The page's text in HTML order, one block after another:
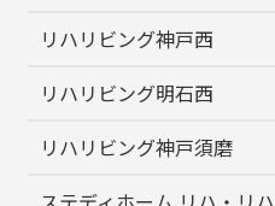
リハリビング神戸西
リハリビング明石西
リハリビング神戸須磨